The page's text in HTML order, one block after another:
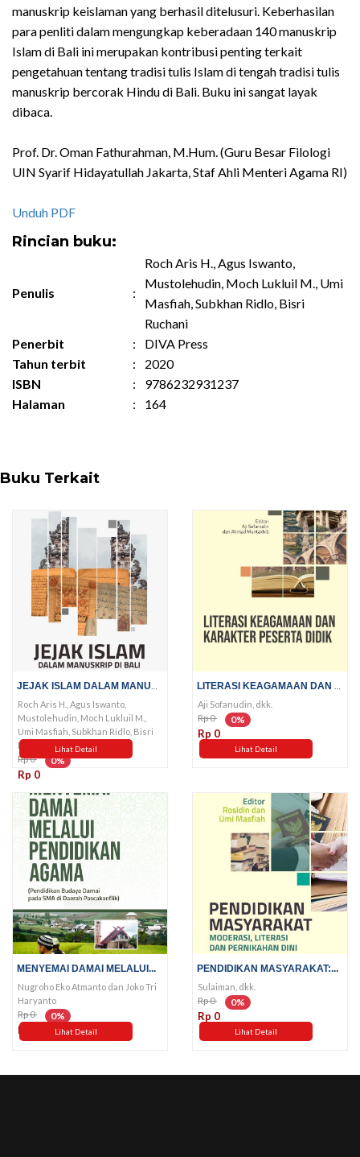
manuskrip keislaman yang berhasil ditelusuri. Keberhasilan
para penliti dalam mengungkap keberadaan 140 manuskrip
Islam di Bali ini merupakan kontribusi penting terkait
pengetahuan tentang tradisi tulis Islam di tengah tradisi tulis
manuskrip bercorak Hindu di Bali. Buku ini sangat layak
dibaca.
Prof. Dr. Oman Fathurahman, M.Hum. (Guru Besar Filologi
UIN Syarif Hidayatullah Jakarta, Staf Ahli Menteri Agama RI)
Unduh PDF
Rincian buku:
Penulis :
Roch Aris H., Agus Iswanto,
Mustolehudin, Moch Lukluil M., Umi
Masfiah, Subkhan Ridlo, Bisri
Ruchani
Penerbit
:
DIVA Press
Tahun terbit
:
2020
ISBN
:
9786232931237
Halaman
: 164
Buku Terkait
JEJAK ISLAM DALAM MANUSKRIP DI...
Roch Aris H., Agus Iswanto,
Mustolehudin, Moch Lukluil M.,
Umi Masfiah, Subkhan Ridlo, Bisri
Ruchani
Rp 0 0%
Rp 0
Lihat Detail
LITERASI KEAGAMAAN DAN KARAKTER...
Aji Sofanudin, dkk.
Rp 0 0%
Rp 0
Lihat Detail
MENYEMAI DAMAI MELALUI...
Nugroho Eko Atmanto dan Joko Tri
Haryanto
Rp 0 0%
Rp 0 Lihat Detail
PENDIDIKAN MASYARAKAT:...
Sulaiman, dkk.
Rp 0 0%
Rp 0
Lihat Detail